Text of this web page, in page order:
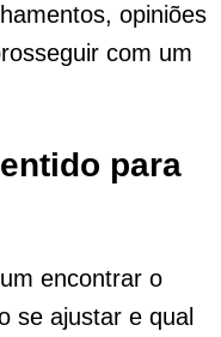
opiniões
com um
para
encontrar o
se ajustar e qual